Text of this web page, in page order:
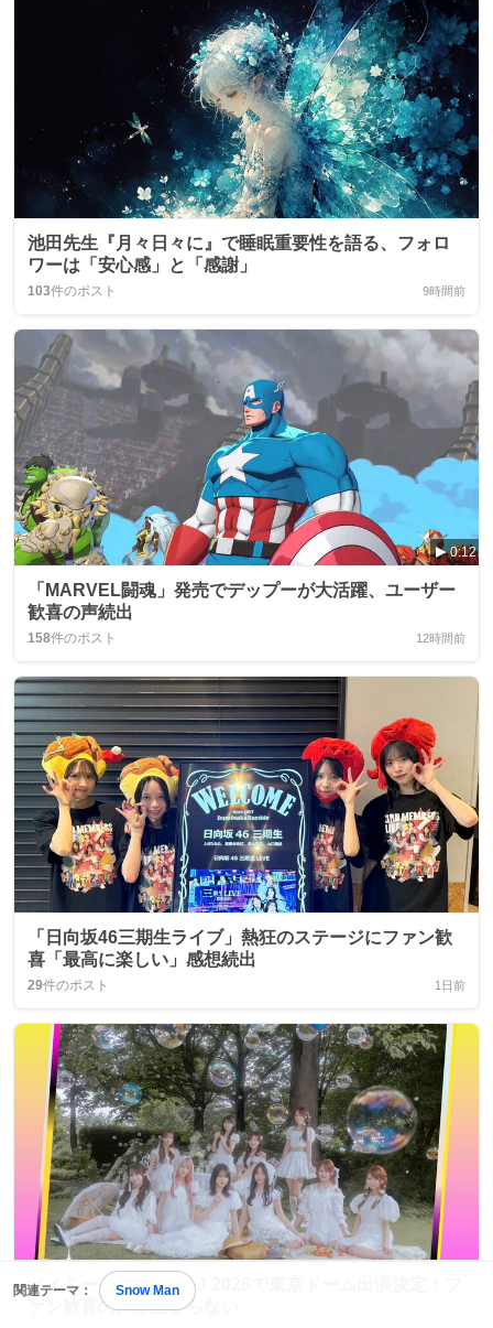
関連テーマ： Snow Man
池田先生『月々日々に』で睡眠重要性を語る、フォロ
ワーは「安心感」と「感謝」
103件のポスト 9時間前
0:12
「MARVEL闘魂」発売でデップーが大活躍、ユーザー
歓喜の声続出
158件のポスト 12時間前
「日向坂46三期生ライブ」熱狂のステージにファン歓
喜「最高に楽しい」感想続出
29件のポスト 1日前
ノイミー、MTV VMAJ 2026で東京ドーム出演決定！フ
ァン歓喜の声が止まらない